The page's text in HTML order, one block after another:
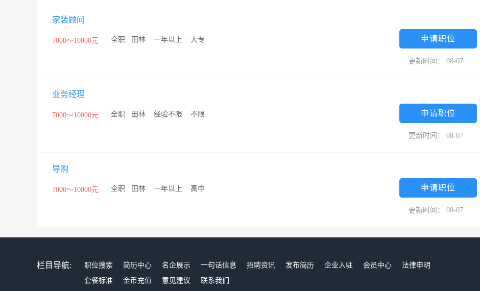
家装顾问
7000～10000元 全职 田林 一年以上 大专 申请职位
更新时间： 08-07
业务经理
7000～10000元 全职 田林 经验不限 不限 申请职位
更新时间： 08-07
导购
7000～10000元 全职 田林 一年以上 高中 申请职位
更新时间： 08-07
栏目导航: 职位搜索 简历中心 名企展示 一句话信息 招聘资讯 发布简历 企业入驻 会员中心
法律申明
套餐标准
金币充值 意见建议 联系我们